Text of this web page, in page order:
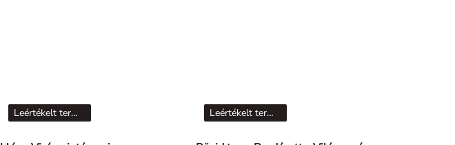
Leértékelt termékek Leértékelt termékek